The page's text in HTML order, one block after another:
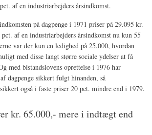
af en industriarbejders årsindkomst.
på dagpenge i 1971 priser på 29.095 kr.
af en industriarbejders årsindkomst nu kun 55
var der kun en ledighed på 25.000, hvordan
med disse langt større sociale ydelser at få
med bistandslovens oprettelse i 1976 har
dagpenge sikkert fulgt hinanden, så
også i faste priser 20 pct. mindre end i 1979.
kr. 65.000,- mere i indtægt end